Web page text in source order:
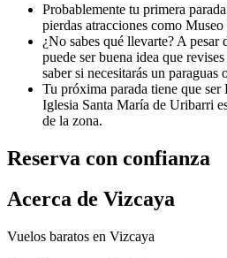
Probablemente tu primera
pierdas atracciones como
¿No sabes qué llevarte? A pesar
puede ser buena idea que
saber si necesitarás un paraguas
Tu próxima parada tiene que
Iglesia Santa María de Uribarri
de la zona.
Reserva con confianza
Acerca de Vizcaya
Vuelos baratos en Vizcaya